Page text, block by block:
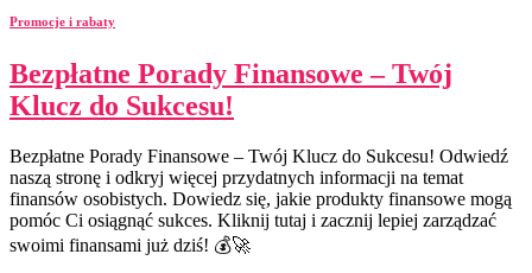
Promocje i rabaty
Bezpłatne Porady Finansowe – Twój
Klucz do Sukcesu!
Bezpłatne Porady Finansowe – Twój Klucz do Sukcesu! Odwiedź
naszą stronę i odkryj więcej przydatnych informacji na temat
finansów osobistych. Dowiedz się, jakie produkty finansowe mogą
pomóc Ci osiągnąć sukces. Kliknij tutaj i zacznij lepiej zarządzać
swoimi finansami już dziś! 💰🚀